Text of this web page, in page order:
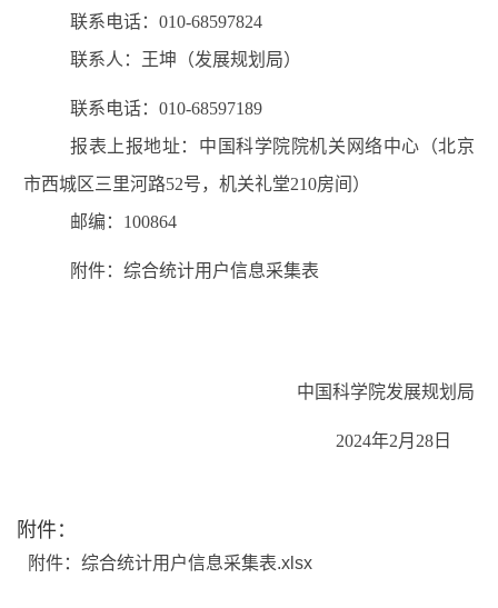
联系电话： 010-68597824
联系人：王坤（发展规划局）
联系电话： 010-68597189
报表上报地址： 中国科学院院机关网络中心（北京
市西城区三里河路52号，机关礼堂210房间）
邮编： 100864
附件：综合统计用户信息采集表
中国科学院发展规划局
2024年2月 28 日
附件：
附件：综合统计用户信息采集表.xlsx